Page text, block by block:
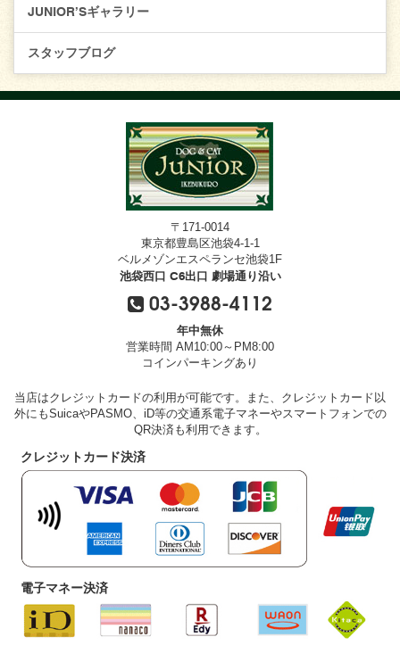
JUNIOR’Sギャラリー
スタッフブログ
〒171-0014
東京都豊島区池袋4-1-1
ベルメゾンエスペランセ池袋1F
池袋西口 C6出口 劇場通り沿い
03-3988-4112
年中無休
営業時間 AM10:00～PM8:00
コインパーキングあり
当店はクレジットカードの利用が可能です。また、クレジットカード以
外にもSuicaやPASMO、iD等の交通系電子マネーやスマートフォンでの
QR決済も利用できます。
クレジットカード決済
電子マネー決済